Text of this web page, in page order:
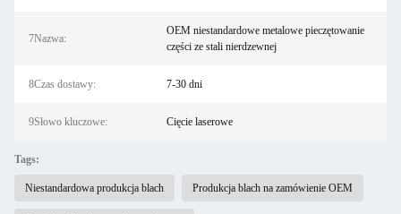
7Nazwa:
OEM niestandardowe metalowe pieczętowanie
części ze stali nierdzewnej
8Czas dostawy: 7-30 dni
9Słowo kluczowe: Cięcie laserowe
Tags:
Niestandardowa produkcja blach Produkcja blach na zamówienie OEM